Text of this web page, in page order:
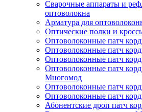
Сварочные аппараты и
оптоволокна
Арматура для
Оптические полки и
Оптоволоконные патч
Оптоволоконные патч
Оптоволоконные патч
Оптоволоконные патч
Многомод
Оптоволоконные патч
Оптоволоконные патч
Абонентские дроп патч